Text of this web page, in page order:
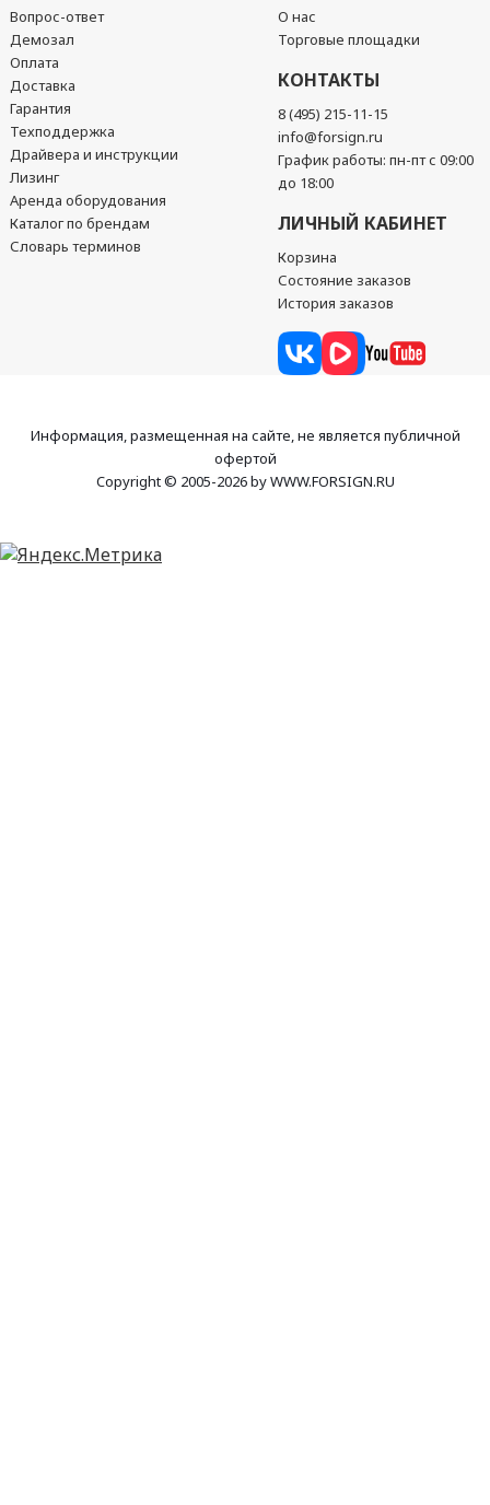
Вопрос-ответ
Демозал
Оплата
Доставка
Гарантия
Техподдержка
Драйвера и инструкции
Лизинг
Аренда оборудования
Каталог по брендам
Словарь терминов
О нас
Торговые площадки
КОНТАКТЫ
8 (495) 215-11-15
info@forsign.ru
График работы: пн-пт с 09:00
до 18:00
ЛИЧНЫЙ КАБИНЕТ
Корзина
Состояние заказов
История заказов
Информация, размещенная на сайте, не является публичной
офертой
Copyright © 2005-2026 by WWW.FORSIGN.RU